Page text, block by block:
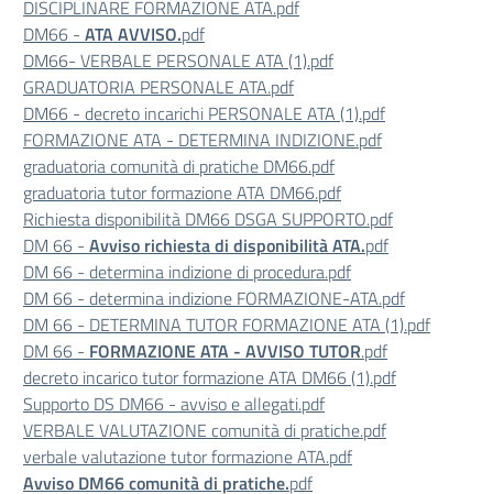
DISCIPLINARE FORMAZIONE ATA.pdf
DM66 - ATA AVVISO.pdf
DM66- VERBALE PERSONALE ATA (1).pdf
GRADUATORIA PERSONALE ATA.pdf
DM66 - decreto incarichi PERSONALE ATA (1).pdf
FORMAZIONE ATA - DETERMINA INDIZIONE.pdf
graduatoria comunità di pratiche DM66.pdf
graduatoria tutor formazione ATA DM66.pdf
Richiesta disponibilità DM66 DSGA SUPPORTO.pdf
DM 66 - Avviso richiesta di disponibilità ATA.pdf
DM 66 - determina indizione di procedura.pdf
DM 66 - determina indizione FORMAZIONE-ATA.pdf
DM 66 - DETERMINA TUTOR FORMAZIONE ATA (1).pdf
DM 66 - FORMAZIONE ATA - AVVISO TUTOR.pdf
decreto incarico tutor formazione ATA DM66 (1).pdf
Supporto DS DM66 - avviso e allegati.pdf
VERBALE VALUTAZIONE comunità di pratiche.pdf
verbale valutazione tutor formazione ATA.pdf
Avviso DM66 comunità di pratiche.pdf